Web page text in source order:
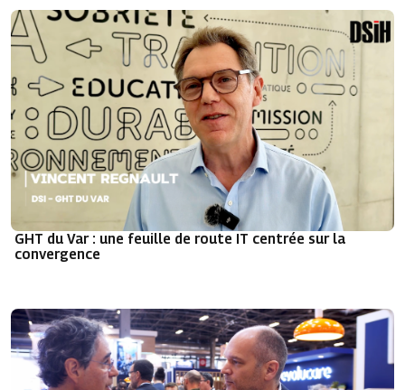
GHT du Var : une feuille de route IT centrée sur la
convergence